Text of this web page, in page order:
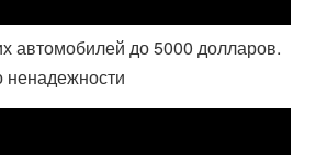
автомобилей до 5000 долларов.